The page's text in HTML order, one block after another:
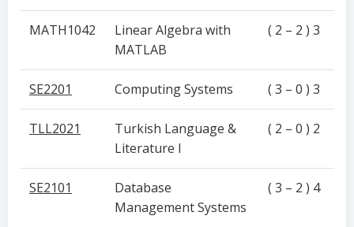
MATH1042
Linear Algebra with
MATLAB
( 2 – 2 ) 3
SE2201 Computing Systems ( 3 – 0 ) 3
TLL2021
Turkish Language &
Literature I
( 2 – 0 ) 2
SE2101
Database
Management Systems
( 3 – 2 ) 4